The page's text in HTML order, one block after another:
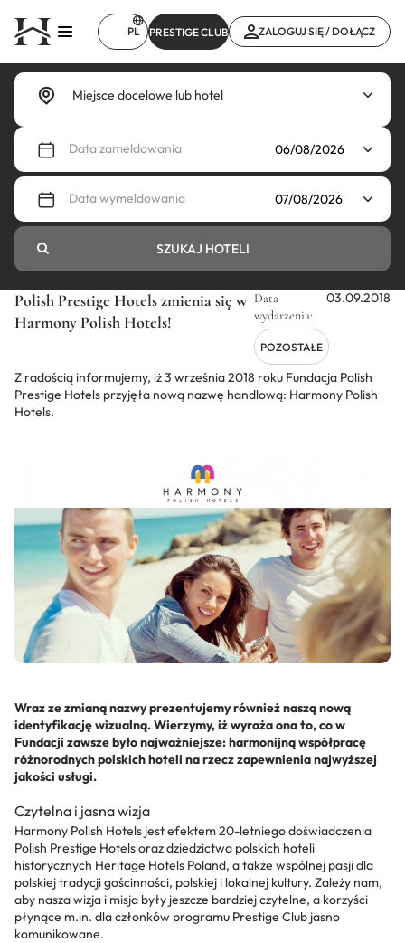
treści
PL PRESTIGE CLUB ZALOGUJ SIĘ / DOŁĄCZ
Data zameldowania
Data wymeldowania
SZUKAJ HOTELI
Polish Prestige Hotels zmienia się w
Harmony Polish Hotels!
Data
wydarzenia:
03.09.2018
POZOSTAŁE
Z radością informujemy, iż 3 września 2018 roku Fundacja Polish
Prestige Hotels przyjęła nową nazwę handlową: Harmony Polish
Hotels.
Wraz ze zmianą nazwy prezentujemy również naszą nową
identyfikację wizualną. Wierzymy, iż wyraża ona to, co w
Fundacji zawsze było najważniejsze: harmonijną współpracę
różnorodnych polskich hoteli na rzecz zapewnienia najwyższej
jakości usługi.
Czytelna i jasna wizja
Harmony Polish Hotels jest efektem 20-letniego doświadczenia
Polish Prestige Hotels oraz dziedzictwa polskich hoteli
historycznych Heritage Hotels Poland, a także wspólnej pasji dla
polskiej tradycji gościnności, polskiej i lokalnej kultury. Zależy nam,
aby nasza wizja i misja były jeszcze bardziej czytelne, a korzyści
płynące m.in. dla członków programu Prestige Club jasno
komunikowane.